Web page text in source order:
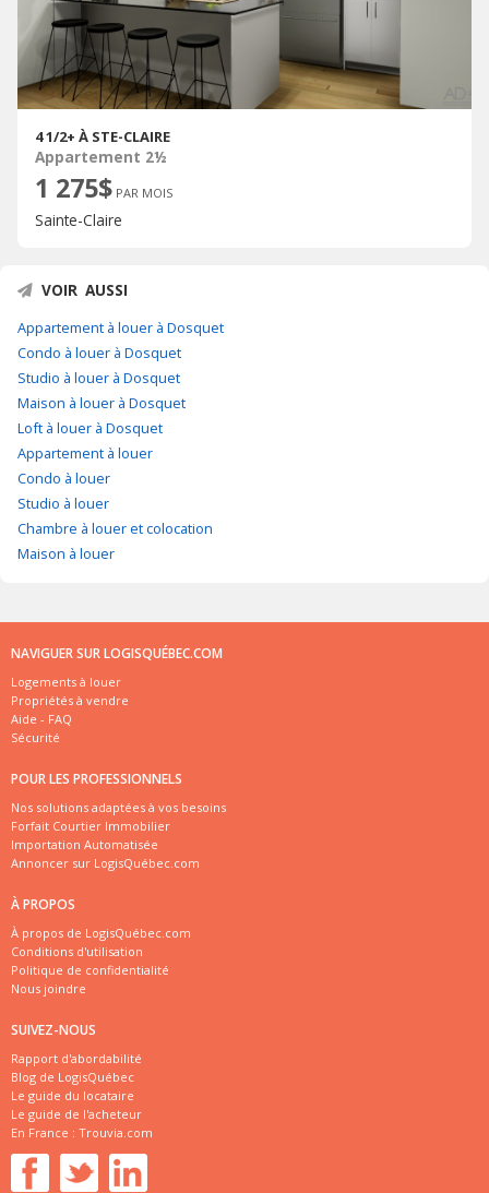
4 1/2+ À STE-CLAIRE
Appartement 2½
1 275$ PAR MOIS
Sainte-Claire
VOIR AUSSI
Appartement à louer à Dosquet
Condo à louer à Dosquet
Studio à louer à Dosquet
Maison à louer à Dosquet
Loft à louer à Dosquet
Appartement à louer
Condo à louer
Studio à louer
Chambre à louer et colocation
Maison à louer
NAVIGUER SUR LOGISQUÉBEC.COM
Logements à louer
Propriétés à vendre
Aide - FAQ
Sécurité
POUR LES PROFESSIONNELS
Nos solutions adaptées à vos besoins
Forfait Courtier Immobilier
Importation Automatisée
Annoncer sur LogisQuébec.com
À PROPOS
À propos de LogisQuébec.com
Conditions d'utilisation
Politique de confidentialité
Nous joindre
SUIVEZ-NOUS
Rapport d'abordabilité
Blog de LogisQuébec
Le guide du locataire
Le guide de l'acheteur
En France : Trouvia.com